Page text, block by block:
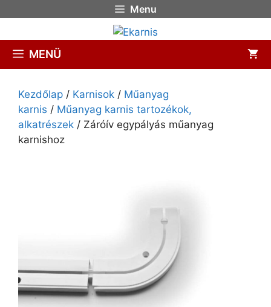
Menu
MENÜ
Kezdőlap / Karnisok / Műanyag
karnis / Műanyag karnis tartozékok,
alkatrészek / Záróív egypályás műanyag
karnishoz